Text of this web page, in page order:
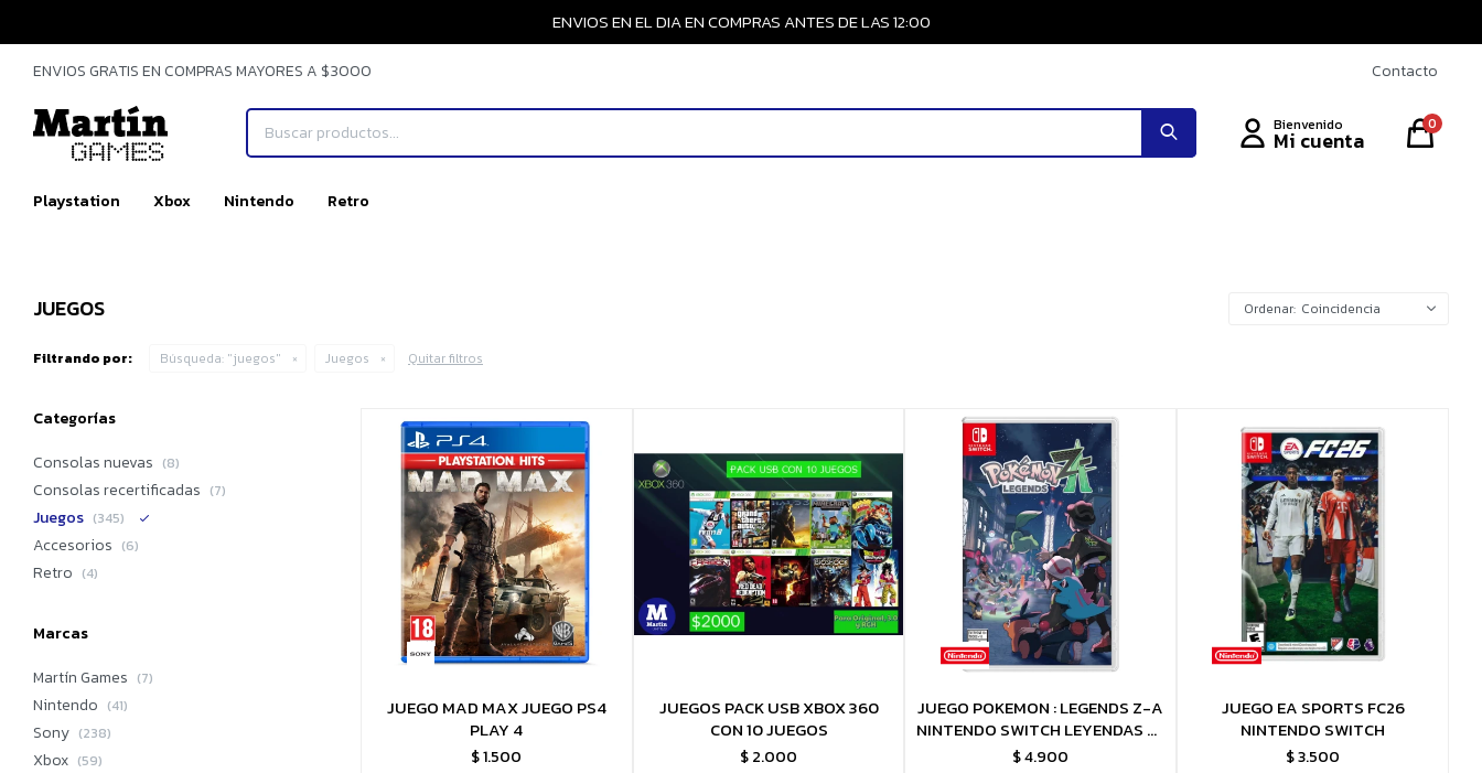
ENVIOS EN EL DIA EN COMPRAS ANTES DE LAS 12:00
Playstation Xbox Nintendo Retro
0
ENVIOS GRATIS EN COMPRAS MAYORES A $3000 Contacto
JUEGOS Coincidencia
Filtrando por: Búsqueda: "juegos" Juegos Quitar filtros
JUEGO MAD MAX JUEGO PS4
PLAY 4
$1.500
JUEGOS PACK USB XBOX 360
CON 10 JUEGOS
$2.000
JUEGO POKEMON : LEGENDS Z-A
NINTENDO SWITCH LEYENDAS Z-
A
$4.900
JUEGO EA SPORTS FC26
NINTENDO SWITCH
$3.500
Categorías
Consolas nuevas (8)
Consolas recertificadas (7)
Juegos (345)
Accesorios (6)
Retro (4)
Marcas
Martín Games (7)
Nintendo (41)
Sony (238)
Xbox (59)